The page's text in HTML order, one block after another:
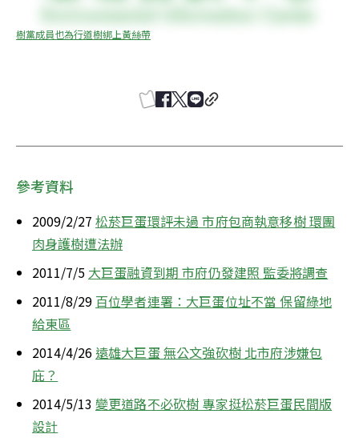
樹黨成員也為行道樹綁上黃絲帶
參考資料
2009/2/27 松菸巨蛋環評未過 市府包商執意移樹 環團
肉身護樹遭法辦
2011/7/5 大巨蛋融資到期 市府仍發建照 監委將調查
2011/8/29 百位學者連署：大巨蛋位址不當 保留綠地
給東區
2014/4/26 遠雄大巨蛋 無公文強砍樹 北市府涉嫌包
庇？
2014/5/13 變更道路不必砍樹 專家挺松菸巨蛋民間版
設計